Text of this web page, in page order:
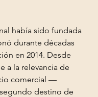
había sido fundada
durante décadas
en 2014. Desde
a la relevancia de
comercial —
destino de